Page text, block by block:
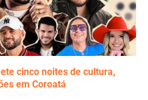
cinco noites de cultura,
em Coroatá